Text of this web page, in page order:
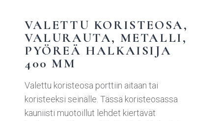
VALETTU KORISTEOSA,
VALURAUTA, METALLI,
PYÖREÄ HALKAISIJA
400 MM
Valettu koristeosa porttiin aitaan tai
koristeeksi seinälle. Tässä koristeosassa
kauniisti muotoillut lehdet kiertävät